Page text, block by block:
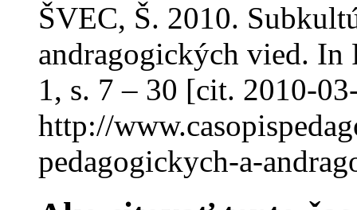
ŠVEC, Š. 2010.
andragogických vied. In
1, s. 7 – 30 [cit. 2010-
http://
pedagogickych-a-